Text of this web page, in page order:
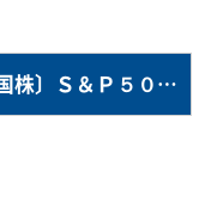
前の特選記事：〔深読み米国株〕Ｓ＆Ｐ５００、５０００突破への道筋＝格下げでも先高観測衰えず